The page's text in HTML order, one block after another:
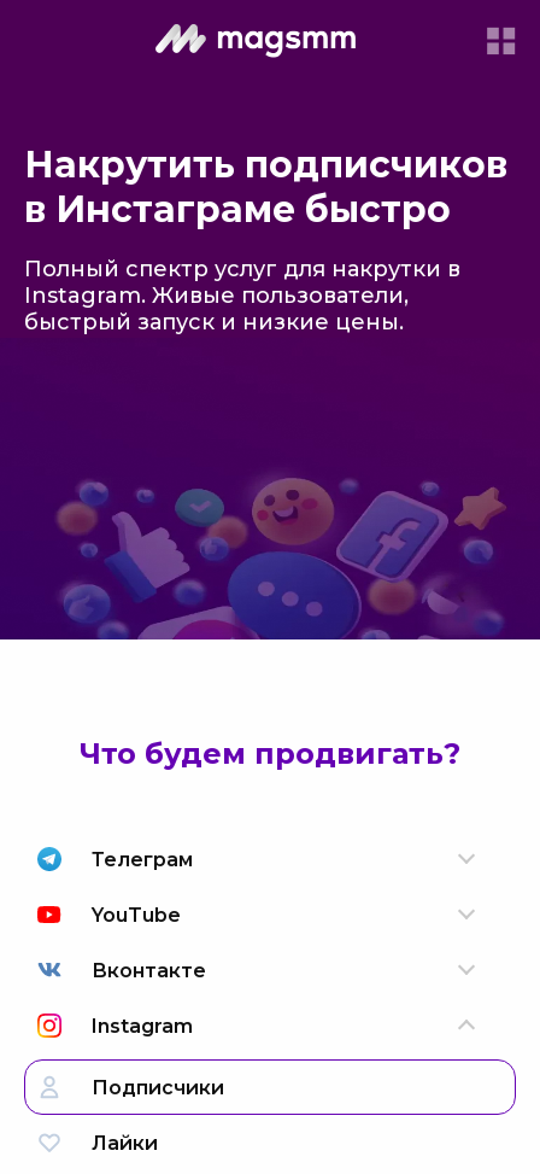
Накрутить подписчиков
в Инстаграме быстро
Полный спектр услуг для накрутки в
Instagram. Живые пользователи,
быстрый запуск и низкие цены.
Что будем продвигать?
Телеграм
YouTube
Вконтакте
Instagram
Подписчики
Лайки